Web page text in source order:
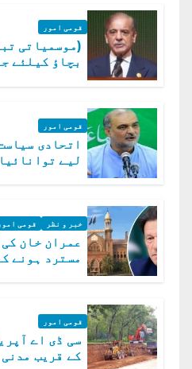
قومی امور
(موسمیاتی
بچاؤ کیلئے
قومی امور
اتحادی
لیے
خبر و نظر قومی امور
مسترد ہونے
قومی امور
سی ڈی اے
کے قریب